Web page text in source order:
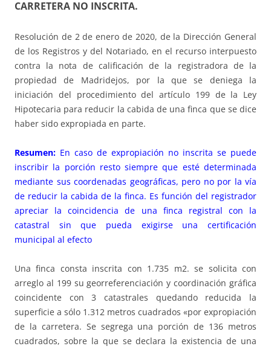
CARRETERA NO INSCRITA.
Resolución de 2 de enero de 2020, de la Dirección General
de los Registros y del Notariado, en el recurso interpuesto
contra la nota de calificación de la registradora de la
propiedad de Madridejos, por la que se deniega la
iniciación del procedimiento del artículo 199 de la Ley
Hipotecaria para reducir la cabida de una finca que se dice
haber sido expropiada en parte.
Resumen: En caso de expropiación no inscrita se puede
inscribir la porción resto siempre que esté determinada
mediante sus coordenadas geográficas, pero no por la vía
de reducir la cabida de la finca. Es función del registrador
apreciar la coincidencia de una finca registral con la
catastral sin que pueda exigirse una certificación
municipal al efecto
Una finca consta inscrita con 1.735 m2. se solicita con
arreglo al 199 su georreferenciación y coordinación gráfica
coincidente con 3 catastrales quedando reducida la
superficie a sólo 1.312 metros cuadrados «por expropiación
de la carretera. Se segrega una porción de 136 metros
cuadrados, sobre la que se declara la existencia de una